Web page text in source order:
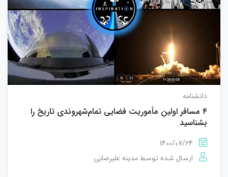
دانشنامه
۴ مسافر اولین مأموریت فضایی تمام‌شهروندی تاریخ را
بشناسید
1400/07/24
ارسال شده توسط مدینه علیرضایی